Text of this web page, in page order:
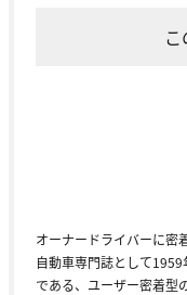
オーナードライバーに密
自動車専門誌として
である、ユーザー密着型